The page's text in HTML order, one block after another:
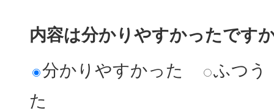
内容は分かりやすかったです
分かりやすかった
ふつう
た